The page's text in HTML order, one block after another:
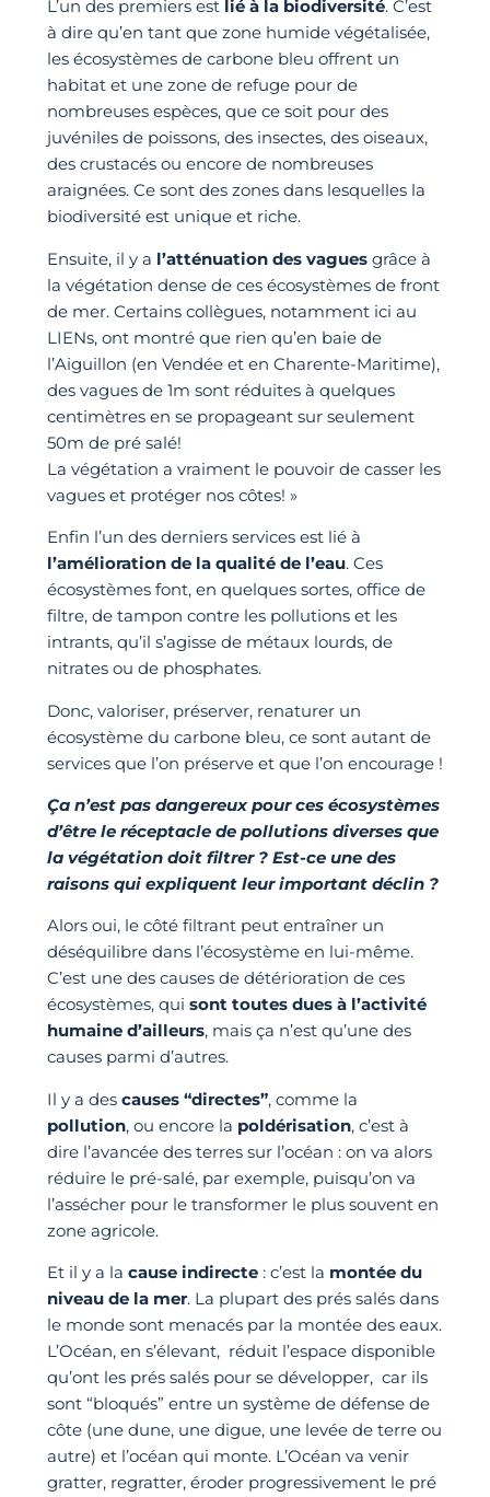
L’un des premiers est lié à la biodiversité. C’est
à dire qu’en tant que zone humide végétalisée,
les écosystèmes de carbone bleu offrent un
habitat et une zone de refuge pour de
nombreuses espèces, que ce soit pour des
juvéniles de poissons, des insectes, des oiseaux,
des crustacés ou encore de nombreuses
araignées. Ce sont des zones dans lesquelles la
biodiversité est unique et riche.
Ensuite, il y a l’atténuation des vaguesgrâce à
la végétation dense de ces écosystèmes de front
de mer. Certains collègues, notamment ici au
LIENs, ont montré que rien qu’en baie de
l’Aiguillon (en Vendée et en Charente-Maritime),
des vagues de 1m sont réduites à quelques
centimètres en se propageant sur seulement
50m de pré salé!
La végétation a vraiment le pouvoir de casser les
vagues et protéger nos côtes! »
Enfin l’un des derniers services est lié à
l’amélioration de la qualité de l’eau. Ces
écosystèmes font, en quelques sortes, office de
filtre, de tampon contre les pollutions et les
intrants, qu’il s’agisse de métaux lourds, de
nitrates ou de phosphates.
Donc, valoriser, préserver, renaturer un
écosystème du carbone bleu, ce sont autant de
services que l’on préserve et que l’on encourage !
Ça n’est pas dangereux pour ces écosystèmes
d’être le réceptacle de pollutions diverses que
la végétation doit filtrer ? Est-ce une des
raisons qui expliquent leur important déclin ?
Alors oui, le côté filtrant peut entraîner un
déséquilibre dans l’écosystème en lui-même.
C’est une des causes de détérioration de ces
écosystèmes, qui sont toutes dues à l’activité
humaine d’ailleurs, mais ça n’est qu’une des
causes parmi d’autres.
Il y a des causes “directes”, comme la
pollution, ou encore la poldérisation, c’est à
dire l’avancée des terres sur l’océan : on va alors
réduire le pré-salé, par exemple, puisqu’on va
l’assécher pour le transformer le plus souvent en
zone agricole.
Et il y a la cause indirecte: c’est la montée du
niveau de la mer. La plupart des prés salés dans
le monde sont menacés par la montée des eaux.
L’Océan, en s’élevant, réduit l’espace disponible
qu’ont les prés salés pour se développer, car ils
sont “bloqués” entre un système de défense de
côte (une dune, une digue, une levée de terre ou
autre) et l’océan qui monte. L’Océan va venir
gratter, regratter, éroder progressivement le pré